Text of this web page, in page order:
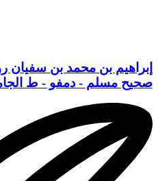
إبراهيم بن محمد بن سفيان
صحيح مسلم - دمفو - ط